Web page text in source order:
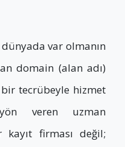
var olmanın
domain (alan adı)
bir tecrübeyle hizmet
veren uzman
kayıt firması değil;